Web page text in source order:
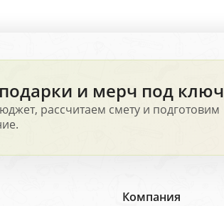
и мерч под ключ
рассчитаем смету и подготовим
Компания